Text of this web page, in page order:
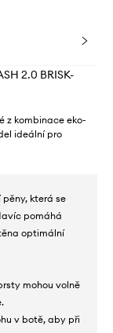
2.0 BRISK-
z kombinace eko-
ideální pro
která se
pomáhá
optimální
mohou volně
v botě, aby při